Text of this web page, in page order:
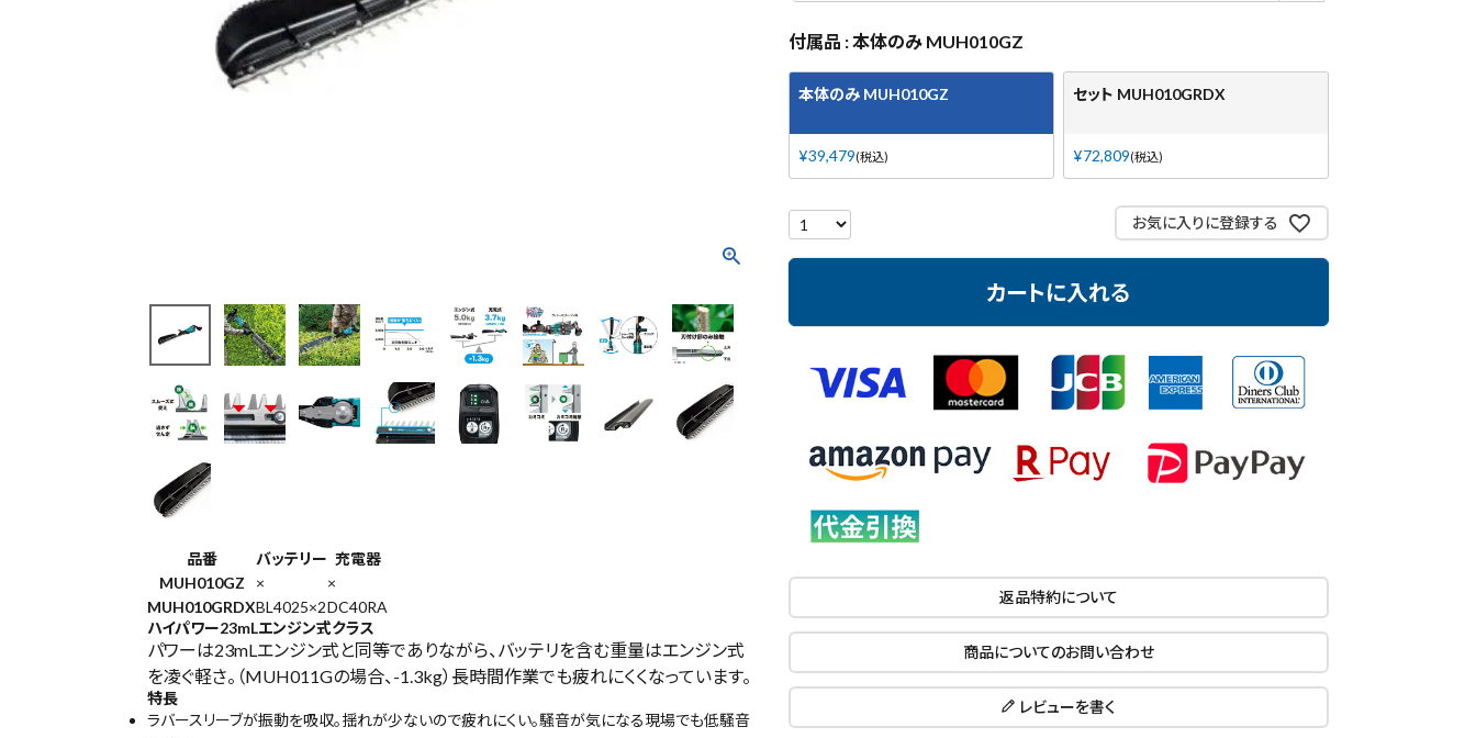
エアー工具・機械工具
作業工具・大工道具
品番 バッテリー 充電器
MUH010GZ
×
×
MUH010GRDXBL4025×2DC40RA
ハイパワー23mLエンジン式クラス
パワーは23mLエンジン式と同等でありながら、バッテリを含む重量はエンジン式
を凌ぐ軽さ。（MUH011Gの場合、-1.3kg）長時間作業でも疲れにくくなっています。
特長
ラバースリーブが振動を吸収。揺れが少ないので疲れにくい。騒音が気になる現場でも低騒音
付属品 本体のみ MUH010GZ
本体のみ MUH010GZ
¥39,479 税込
セット MUH010GRDX
¥72,809 税込
お気に入りに登録する
カートに入れる
返品特約について
商品についてのお問い合わせ
レビューを書く